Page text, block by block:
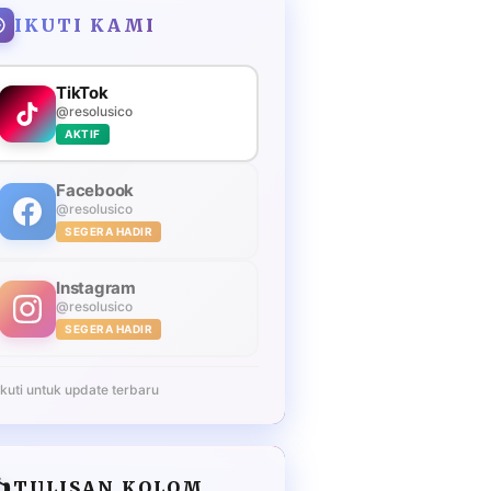
IKUTI KAMI
TikTok
@resolusico
AKTIF
Facebook
@resolusico
SEGERA HADIR
Instagram
@resolusico
SEGERA HADIR
untuk update terbaru